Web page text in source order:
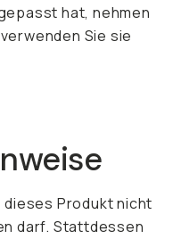
hat, nehmen
Sie sie
dieses Produkt nicht
darf. Stattdessen